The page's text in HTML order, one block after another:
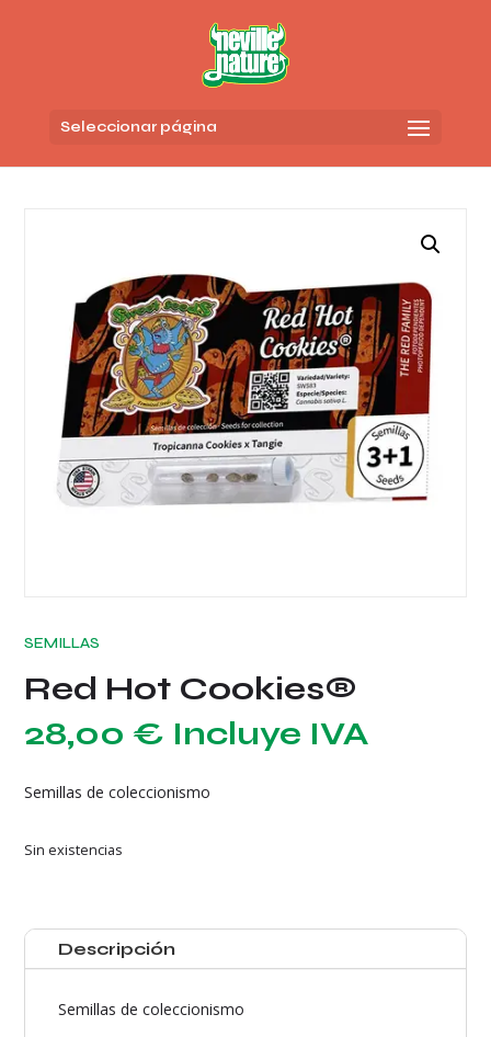
Seleccionar página
SEMILLAS
Red Hot Cookies®
28,00 € Incluye IVA
Semillas de coleccionismo
Sin existencias
Descripción
Semillas de coleccionismo